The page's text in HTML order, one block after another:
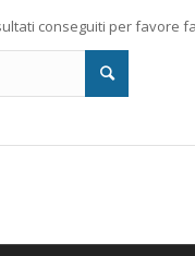
conseguiti per favore